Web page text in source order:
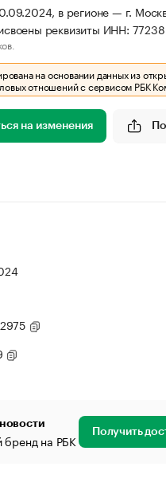
в регионе — г.
реквизиты ИНН:
на основании данных из
отношений с сервисом РБК
на изменения
бренд на РБК Получить